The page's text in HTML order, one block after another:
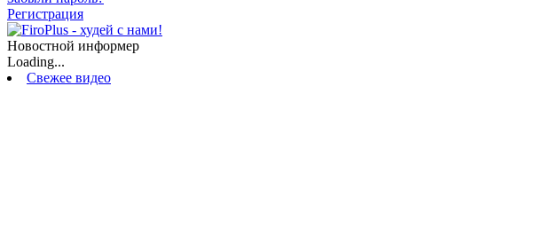
Регистрация
Новостной информер
Loading...
Свежее видео